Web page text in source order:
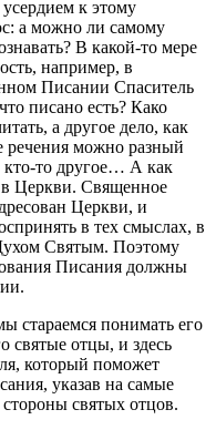
к этому
а можно ли самому
В какой-то мере
например, в
Писании Спаситель
писано есть? Како
а другое дело, как
речения можно разный
кто-то другое… А как
в Церкви. Священное
Церкви, и
в тех смыслах, в
Святым. Поэтому
Писания должны
понимать его
святые отцы, и здесь
который поможет
указав на самые
святых отцов.